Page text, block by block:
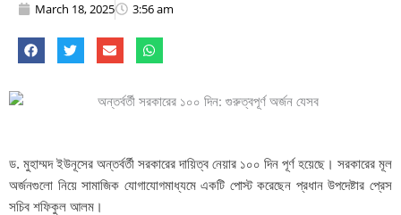
March 18, 2025 3:56 am
ড. মুহাম্মদ ইউনূসের অন্তর্বর্তী সরকারের দায়িত্ব নেয়ার ১০০ দিন পূর্ণ হয়েছে। সরকারের মূল
অর্জনগুলো নিয়ে সামাজিক যোগাযোগমাধ্যমে একটি পোস্ট করেছেন প্রধান উপদেষ্টার প্রেস
সচিব শফিকুল আলম।